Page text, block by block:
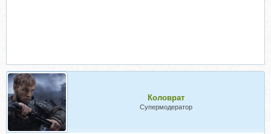
Коловрат
Супермодератор